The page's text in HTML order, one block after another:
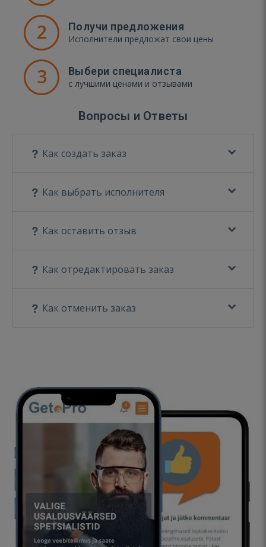
2 Получи предложения
Исполнители предложат свои цены
3 Выбери специалиста
с лучшими ценами и отзывами
Вопросы и Ответы
Как создать заказ
Как выбрать исполнителя
Как оставить отзыв
Как отредактировать заказ
Как отменить заказ